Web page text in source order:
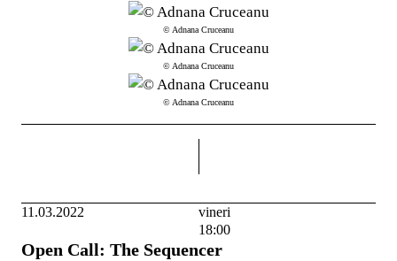
© Adnana Cruceanu
© Adnana Cruceanu
© Adnana Cruceanu
11.03.2022
vineri
18:00
Open Call: The Sequencer